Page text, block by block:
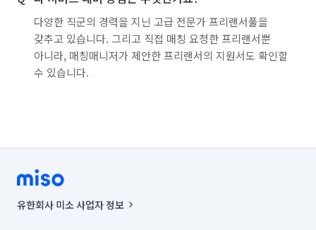
다양한 직군의 경력을 지닌 고급 전문가 프리랜서풀을
갖추고 있습니다. 그리고 직접 매칭 요청한 프리랜서뿐
아니라, 매칭매니저가 제안한 프리랜서의 지원서도 확인할
수 있습니다.
유한회사 미소 사업자 정보